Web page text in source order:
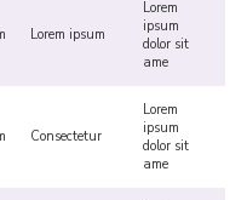
Lorem ipsum
Lorem
ipsum
dolor sit
ame
Consectetur
Lorem
ipsum
dolor sit
ame